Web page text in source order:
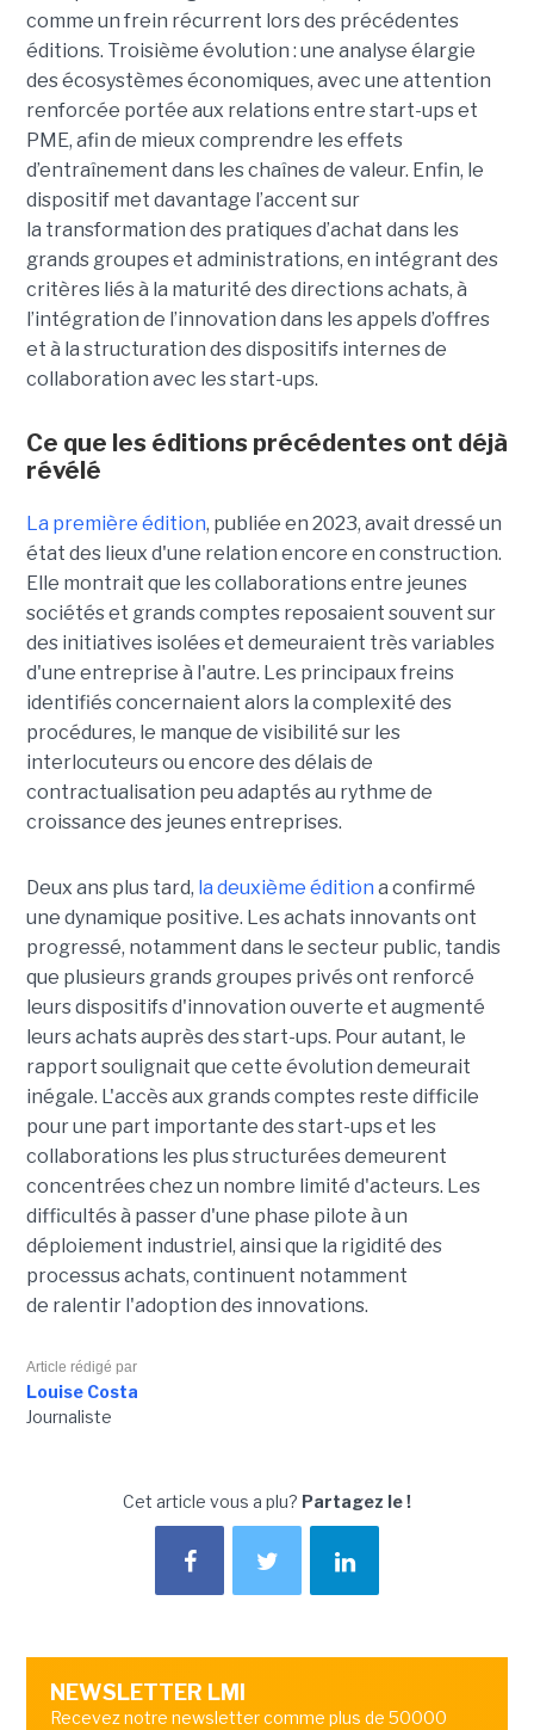
comme un frein récurrent lors des précédentes
éditions. Troisième évolution : une analyse élargie
des écosystèmes économiques, avec une attention
renforcée portée aux relations entre start-ups et
PME, afin de mieux comprendre les effets
d’entraînement dans les chaînes de valeur. Enfin, le
dispositif met davantage l’accent sur
la transformation des pratiques d’achat dans les
grands groupes et administrations, en intégrant des
critères liés à la maturité des directions achats, à
l’intégration de l’innovation dans les appels d’offres
et à la structuration des dispositifs internes de
collaboration avec les start-ups.
Ce que les éditions précédentes ont déjà
révélé
La première édition, publiée en 2023, avait dressé un
état des lieux d'une relation encore en construction.
Elle montrait que les collaborations entre jeunes
sociétés et grands comptes reposaient souvent sur
des initiatives isolées et demeuraient très variables
d'une entreprise à l'autre. Les principaux freins
identifiés concernaient alors la complexité des
procédures, le manque de visibilité sur les
interlocuteurs ou encore des délais de
contractualisation peu adaptés au rythme de
croissance des jeunes entreprises.
Deux ans plus tard, la deuxième édition a confirmé
une dynamique positive. Les achats innovants ont
progressé, notamment dans le secteur public, tandis
que plusieurs grands groupes privés ont renforcé
leurs dispositifs d'innovation ouverte et augmenté
leurs achats auprès des start-ups. Pour autant, le
rapport soulignait que cette évolution demeurait
inégale. L'accès aux grands comptes reste difficile
pour une part importante des start-ups et les
collaborations les plus structurées demeurent
concentrées chez un nombre limité d'acteurs. Les
difficultés à passer d'une phase pilote à un
déploiement industriel, ainsi que la rigidité des
processus achats, continuent notamment
de ralentir l'adoption des innovations.
Article rédigé par
Louise Costa
Journaliste
Cet article vous a plu? Partagez le !
NEWSLETTER LMI
Recevez notre newsletter comme plus de 50000